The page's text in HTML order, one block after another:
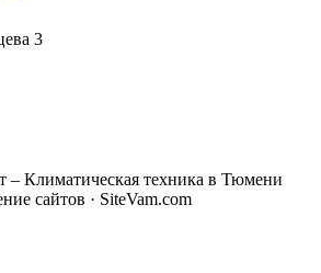
3
– Климатическая техника в Тюмени
сайтов · SiteVam.com